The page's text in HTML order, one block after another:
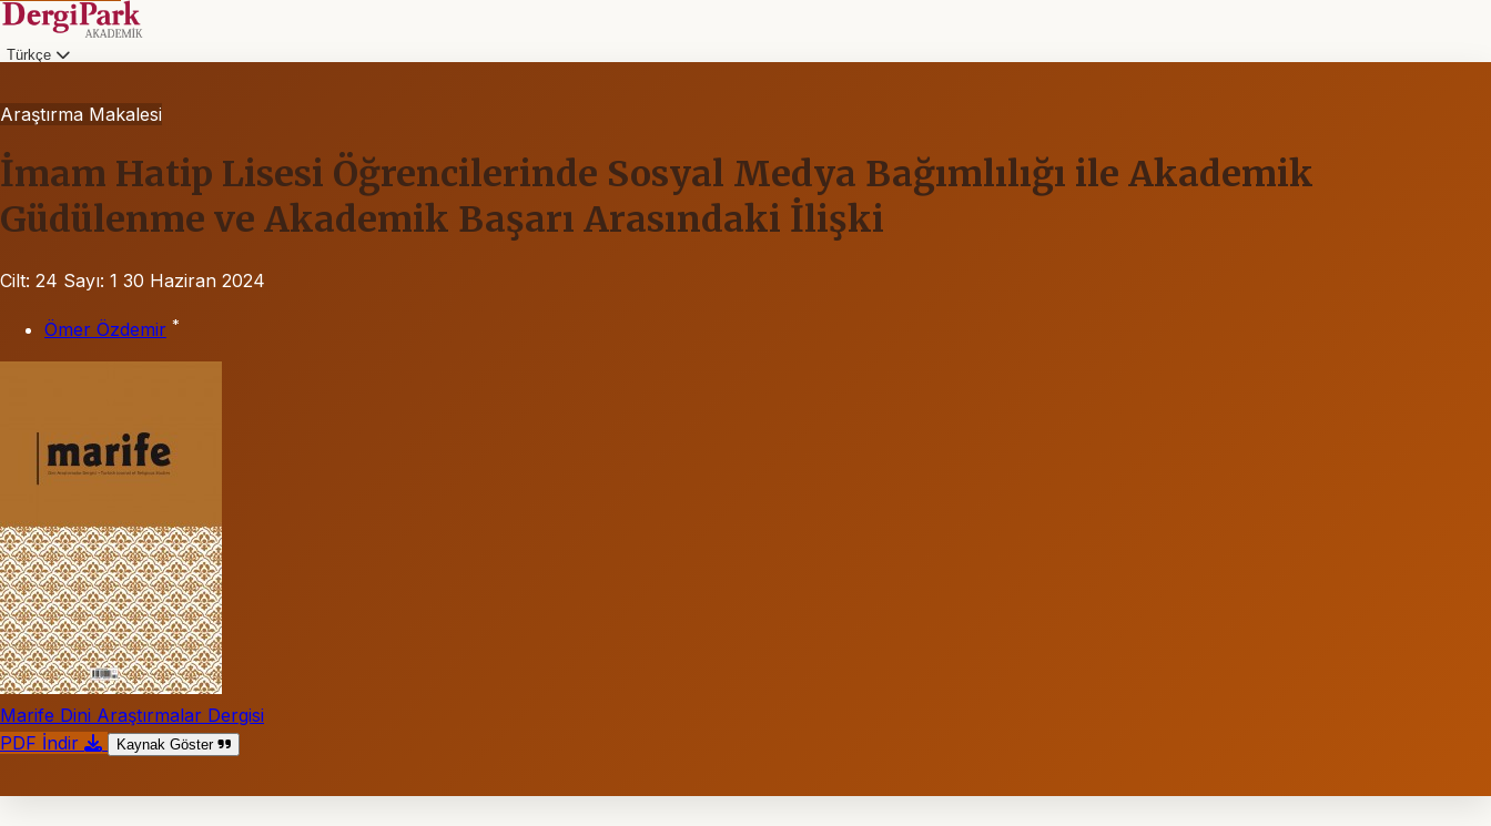
Türkçe
Araştırma Makalesi
İmam Hatip Lisesi Öğrencilerinde Sosyal Medya Bağımlılığı ile Akademik
Güdülenme ve Akademik Başarı Arasındaki İlişki
Cilt: 24 Sayı: 1 30 Haziran 2024
Ömer Özdemir *
Marife Dini Araştırmalar Dergisi
PDF İndir
Kaynak Göster